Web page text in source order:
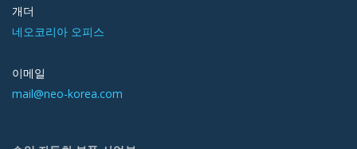
개더
네오코리아 오피스
이메일
mail@neo-korea.com